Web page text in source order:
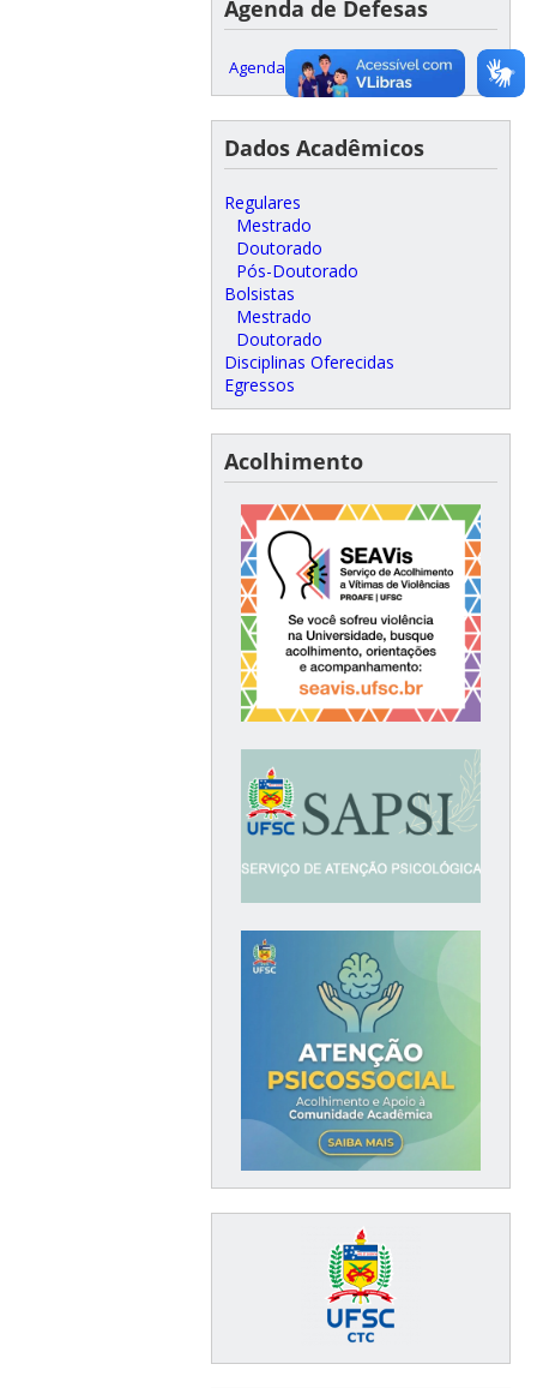
Agenda de Defesas
Agenda Defesas
Dados Acadêmicos
Regulares
Mestrado
Doutorado
Pós-Doutorado
Bolsistas
Mestrado
Doutorado
Disciplinas Oferecidas
Egressos
Acolhimento